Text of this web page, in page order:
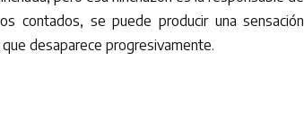
contados, se puede producir una sensación
desaparece progresivamente.